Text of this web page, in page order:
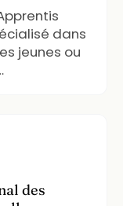
dans
jeunes ou
des